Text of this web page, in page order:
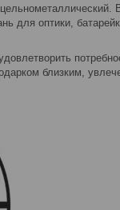
для оптики,
близким,